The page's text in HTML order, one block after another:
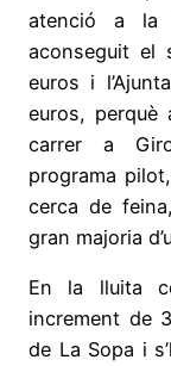
atenció a la
aconseguit el
euros i
euros, perquè
carrer a
programa
cerca de
gran majoria
En la lluita
increment de
de La Sopa i